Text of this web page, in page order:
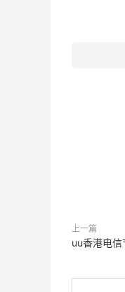
上一篇
uu香港电